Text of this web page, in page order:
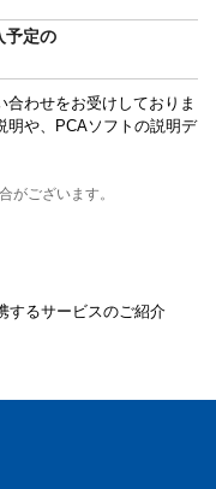
予定の
わせをお受けしておりま
明や、PCAソフトの説明デ
がございます。
するサービスのご紹介